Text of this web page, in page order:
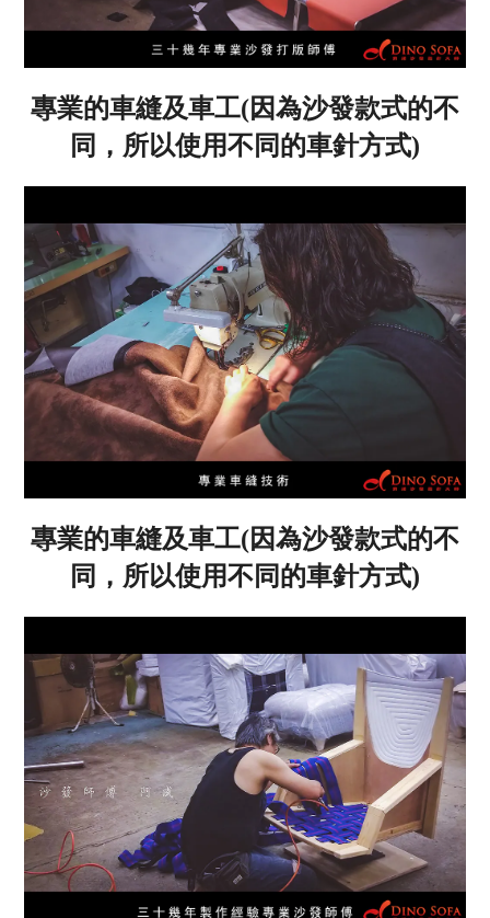
專業的車縫及車工(因為沙發款式的不
同，所以使用不同的車針方式)
專業的車縫及車工(因為沙發款式的不
同，所以使用不同的車針方式)